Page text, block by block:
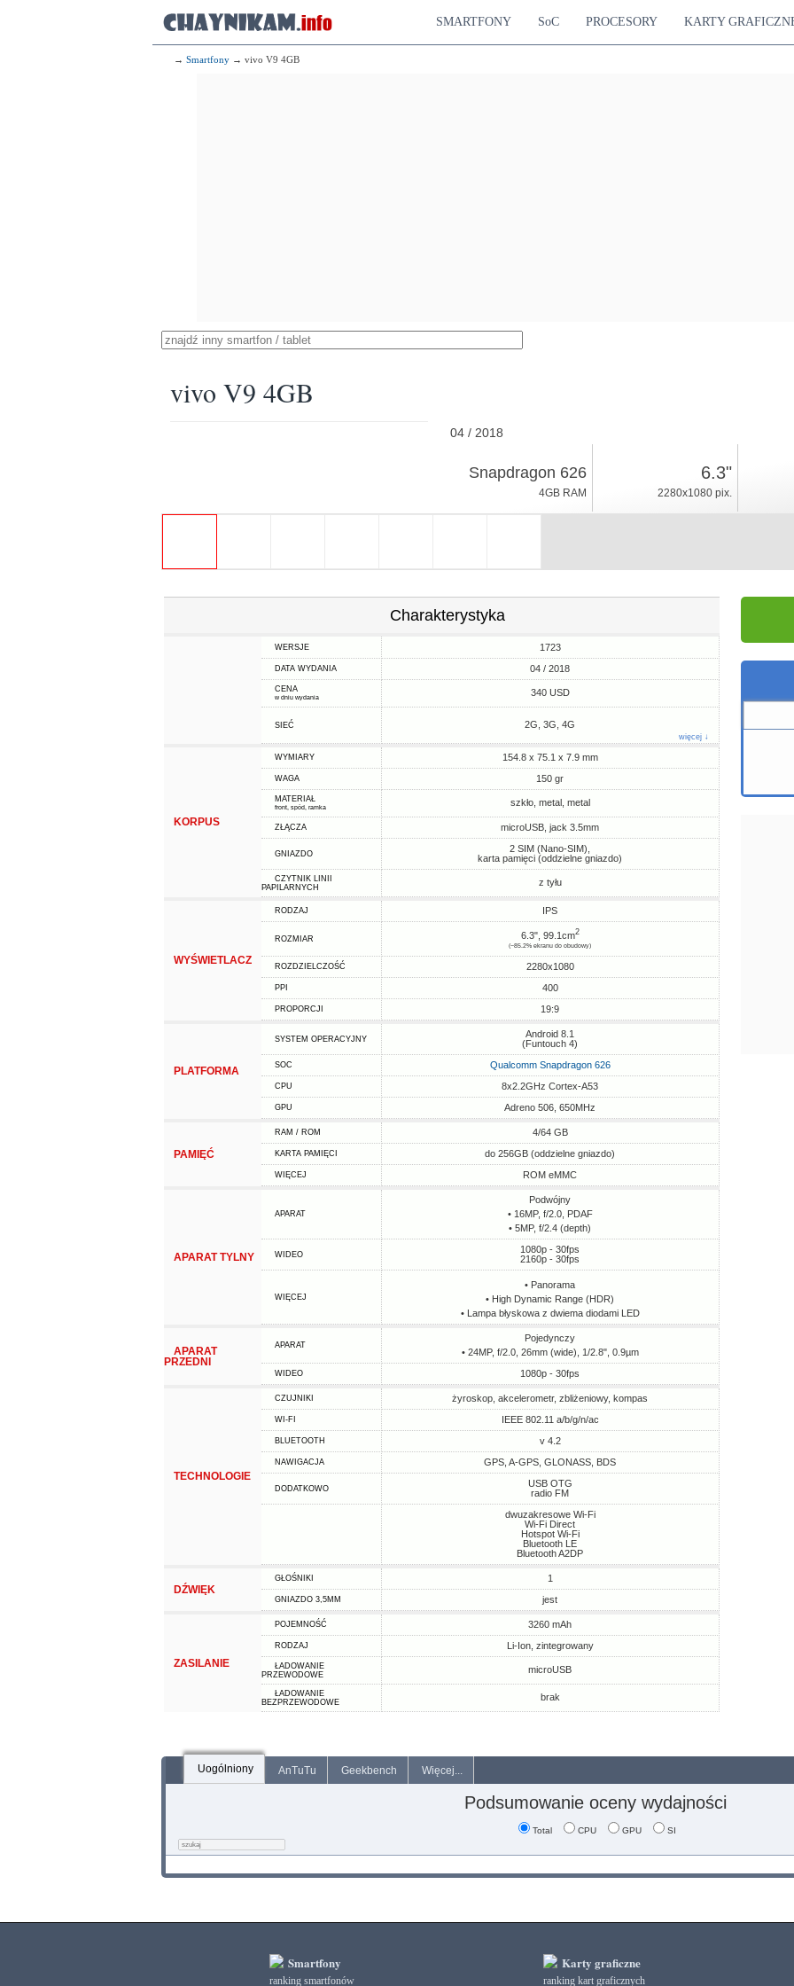
SMARTFONY SoC PROCESORY KARTY
→ Smartfony → vivo V9 4GB
vivo V9 4GB
04 / 2018
Android 8.1, Funtouch 4
Snapdragon 626
4GB RAM
6.3"
2280x1080 pix.
Charakterystyka
WERSJE 1723
DATA WYDANIA 04 / 2018
CENA
w dniu wydania 340 USD
SIEĆ 2G, 3G, 4G
więcej ↓
KORPUS
WYMIARY 154.8 x 75.1 x 7.9 mm
WAGA 150 gr
MATERIAŁ
front, spód, ramka szkło, metal, metal
ZŁĄCZA microUSB, jack 3.5mm
GNIAZDO
2 SIM (Nano-SIM),
karta pamięci (oddzielne gniazdo)
CZYTNIK LINII
PAPILARNYCH
z tyłu
WYŚWIETLACZ
RODZAJ IPS
ROZMIAR 6.3", 99.1cm2
(~85.2% ekranu do obudowy)
ROZDZIELCZOŚĆ 2280x1080
PPI 400
PROPORCJI 19:9
PLATFORMA
SYSTEM OPERACYJNY
Android 8.1
(Funtouch 4)
SOC Qualcomm Snapdragon 626
CPU 8x2.2GHz Cortex-A53
GPU Adreno 506, 650MHz
PAMIĘĆ
RAM / ROM 4/64 GB
KARTA PAMIĘCI do 256GB (oddzielne gniazdo)
WIĘCEJ ROM eMMC
APARAT TYLNY
APARAT
Podwójny
• 16MP, f/2.0, PDAF
• 5MP, f/2.4 (depth)
WIDEO
1080p - 30fps
2160p - 30fps
WIĘCEJ
• Panorama
• High Dynamic Range (HDR)
• Lampa błyskowa z dwiema diodami LED
APARAT
PRZEDNI
APARAT
Pojedynczy
• 24MP, f/2.0, 26mm (wide), 1/2.8", 0.9µm
WIDEO 1080p - 30fps
TECHNOLOGIE
CZUJNIKI żyroskop, akcelerometr, zbliżeniowy, kompas
WI-FI IEEE 802.11 a/b/g/n/ac
BLUETOOTH v 4.2
NAWIGACJA GPS, A-GPS, GLONASS, BDS
DODATKOWO
USB OTG
radio FM
dwuzakresowe Wi-Fi
Wi-Fi Direct
Hotspot Wi-Fi
Bluetooth LE
Bluetooth A2DP
DŹWIĘK
GŁOŚNIKI 1
GNIAZDO 3,5MM jest
ZASILANIE
POJEMNOŚĆ 3260 mAh
RODZAJ Li-Ion, zintegrowany
ŁADOWANIE
PRZEWODOWE
microUSB
ŁADOWANIE
BEZPRZEWODOWE
brak
Uogólniony AnTuTu Geekbench Więcej...
Podsumowanie oceny wydajności
Total CPU GPU SI
Smartfony
ranking smartfonów
Karty graficzne
ranking kart graficznych